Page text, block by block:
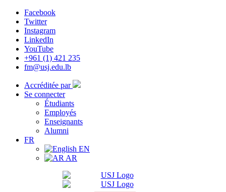
Facebook
Twitter
Instagram
LinkedIn
YouTube
+961 (1) 421 235
fm@usj.edu.lb
Accréditée par
Se connecter
Étudiants
Employés
Enseignants
Alumni
FR
EN
AR